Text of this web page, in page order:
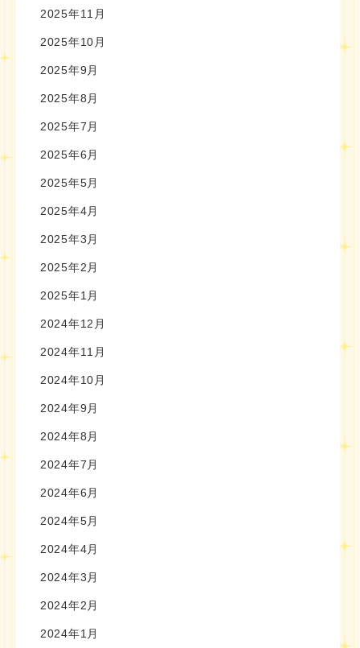
2025年11月
2025年10月
2025年9月
2025年8月
2025年7月
2025年6月
2025年5月
2025年4月
2025年3月
2025年2月
2025年1月
2024年12月
2024年11月
2024年10月
2024年9月
2024年8月
2024年7月
2024年6月
2024年5月
2024年4月
2024年3月
2024年2月
2024年1月